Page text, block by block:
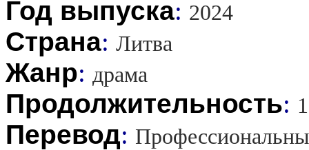
Год выпуска: 2024
Страна: Литва
Жанр: драма
Продолжительность:
Перевод: